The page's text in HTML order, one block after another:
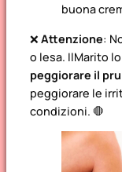
buona
❌ Attenzione:
o lesa. IlMarito
peggiorare il
peggiorare le
condizioni. 🛑